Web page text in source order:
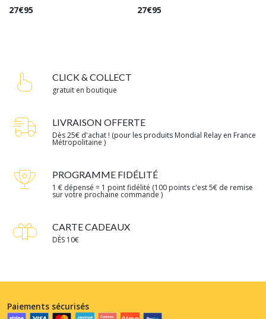
27€95
27€95
CLICK & COLLECT
gratuit en boutique
LIVRAISON OFFERTE
Dès 25€ d'achat ! (pour les produits Mondial Relay en France
Métropolitaine )
PROGRAMME FIDÉLITÉ
1 € dépensé = 1 point fidélité (100 points c'est 5€ de remise
sur votre prochaine commande )
CARTE CADEAUX
DÈS 10€
Paiements sécurisés